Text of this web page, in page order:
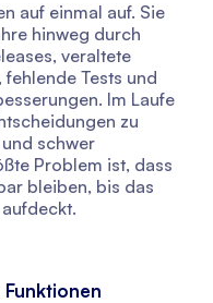
auf einmal auf. Sie
hinweg durch
veraltete
Tests und
Im Laufe
zu
schwer
Problem ist, dass
bleiben, bis das